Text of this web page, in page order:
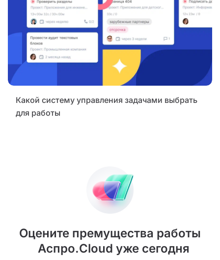
Какой систему управления задачами выбрать
для работы
Оцените премущества работы
Аспро.Cloud уже сегодня